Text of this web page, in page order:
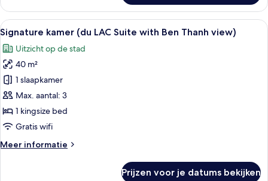
suite,
balkon
(Standing
Balcony
with
Ben
Thanh
View)
Alle
foto's
voor
Signature
kamer
(du
LAC
Suite
Ben
Een moderne hotelkamer met een
8
Signature kamer (du LAC Suite with Ben Thanh view)
Uitzicht op de stad
40 m²
1 slaapkamer
Max. aantal: 3
1 kingsize bed
Gratis wifi
Meer informatie
Meer
Prijzen voor je datums bekijken